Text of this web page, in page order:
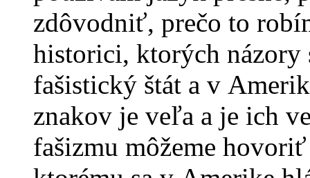
zdôvodniť, prečo to
historici, ktorých názory
fašistický štát a v
znakov je veľa a je ich
fašizmu môžeme